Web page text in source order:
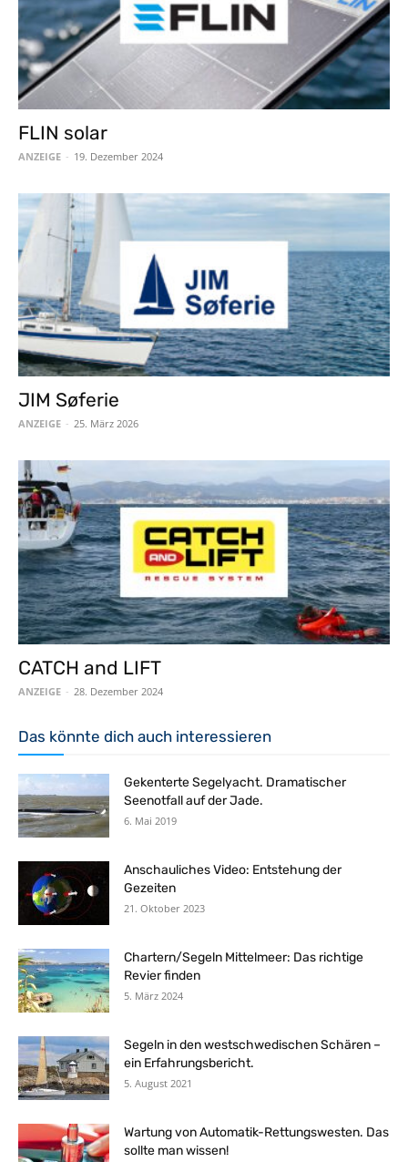
FLIN solar
ANZEIGE - 19. Dezember 2024
JIM Søferie
ANZEIGE - 25. März 2026
CATCH and LIFT
ANZEIGE - 28. Dezember 2024
Das könnte dich auch interessieren
Gekenterte Segelyacht. Dramatischer
Seenotfall auf der Jade.
6. Mai 2019
Anschauliches Video: Entstehung der
Gezeiten
21. Oktober 2023
Chartern/Segeln Mittelmeer: Das richtige
Revier finden
5. März 2024
Segeln in den westschwedischen Schären –
ein Erfahrungsbericht.
5. August 2021
Wartung von Automatik-Rettungswesten. Das
sollte man wissen!